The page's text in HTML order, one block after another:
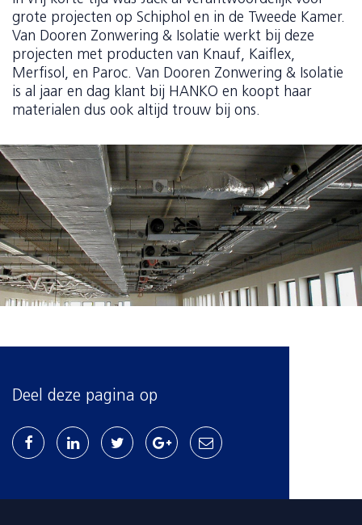
grote projecten op Schiphol en in de Tweede Kamer.
Van Dooren Zonwering & Isolatie werkt bij deze
projecten met producten van Knauf, Kaiflex,
Merfisol, en Paroc. Van Dooren Zonwering & Isolatie
is al jaar en dag klant bij HANKO en koopt haar
materialen dus ook altijd trouw bij ons.
Deel deze pagina op